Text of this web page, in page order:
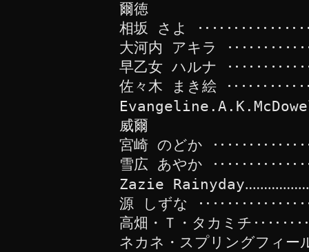
爾徳
相坂 さよ
大河内 アキラ
早乙女 ハルナ
佐々木 まき絵
威爾
宮崎 のどか
雪広 あやか
Zazie
源 しずな
高畑・Ｔ・タカミチ
ネカネ・スプリングフ